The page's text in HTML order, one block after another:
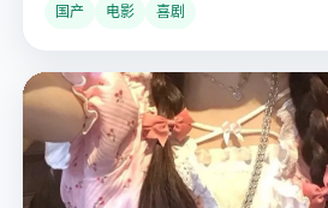
国产 电影 喜剧